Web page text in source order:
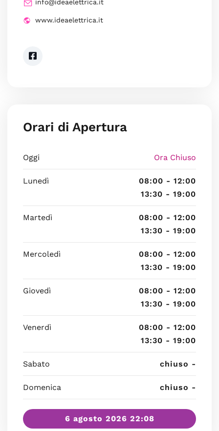
info@ideaelettrica.it
www.ideaelettrica.it
Orari di Apertura
Oggi Ora Chiuso
Lunedì
08:00 - 12:00
13:30 - 19:00
Martedì
08:00 - 12:00
13:30 - 19:00
Mercoledì
08:00 - 12:00
13:30 - 19:00
Giovedì
08:00 - 12:00
13:30 - 19:00
Venerdì
08:00 - 12:00
13:30 - 19:00
Sabato chiuso -
Domenica chiuso -
6 agosto 2026 22:08